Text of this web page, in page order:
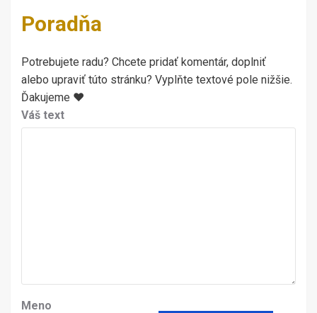
Poradňa
Potrebujete radu? Chcete pridať komentár, doplniť
alebo upraviť túto stránku? Vyplňte textové pole nižšie.
Ďakujeme ♥
Váš text
Meno